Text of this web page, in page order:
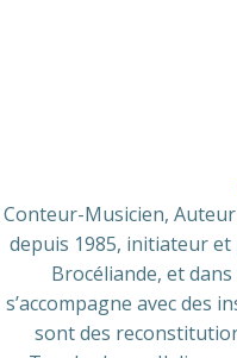
Conteur-Musicien,
depuis 1985, initiateur
Brocéliande, et
s’accompagne avec des
sont des